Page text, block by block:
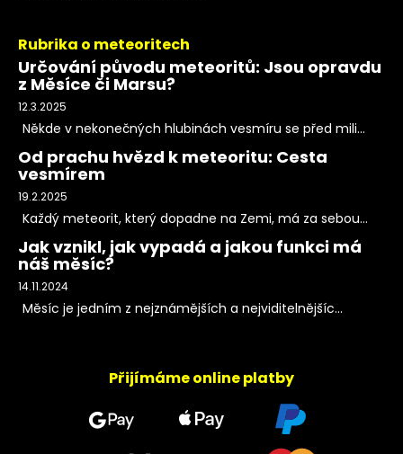
Rubrika o meteoritech
Určování původu meteoritů: Jsou opravdu
z Měsíce či Marsu?
12.3.2025
Někde v nekonečných hlubinách vesmíru se před mili...
Od prachu hvězd k meteoritu: Cesta
vesmírem
19.2.2025
Každý meteorit, který dopadne na Zemi, má za sebou...
Jak vznikl, jak vypadá a jakou funkci má
náš měsíc?
14.11.2024
Měsíc je jedním z nejznámějších a nejviditelnějšíc...
Přijímáme online platby